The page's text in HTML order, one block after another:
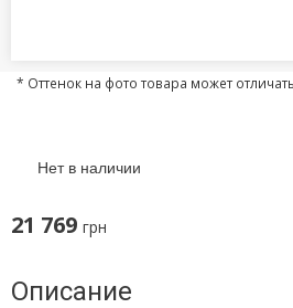
* Оттенок на фото товара может
Нет в наличии
21 769 грн
Описание